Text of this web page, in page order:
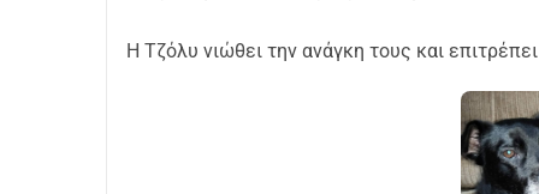
Η Τζόλυ νιώθει την ανάγκη τους και